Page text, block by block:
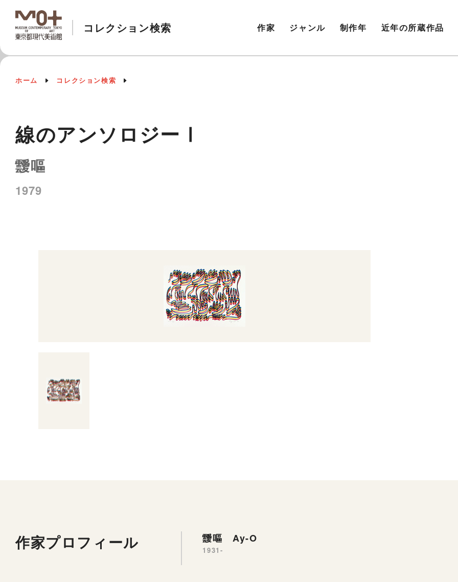
コレクション検索 作家 ジャンル 制作年 近年の所蔵作品
ホーム コレクション検索
線のアンソロジーⅠ
靉嘔
1979
作家プロフィール 靉嘔 Ay-O
1931-